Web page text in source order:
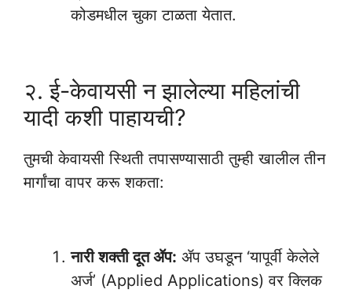
कोडमधील चुका टाळता येतात.
२. ई-केवायसी न झालेल्या महिलांची
यादी कशी पाहायची?
तुमची केवायसी स्थिती तपासण्यासाठी तुम्ही खालील तीन
मार्गांचा वापर करू शकता:
नारी शक्ती दूत ॲप: ॲप उघडून ‘यापूर्वी केलेले
अर्ज’ (Applied Applications) वर क्लिक